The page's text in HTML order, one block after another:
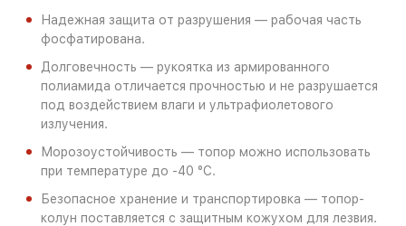
Надежная защита от разрушения — рабочая часть
фосфатирована.
Долговечность — рукоятка из армированного
полиамида отличается прочностью и не разрушается
под воздействием влаги и ультрафиолетового
излучения.
Морозоустойчивость — топор можно использовать
при температуре до -40 °C.
Безопасное хранение и транспортировка — топор-
колун поставляется с защитным кожухом для лезвия.